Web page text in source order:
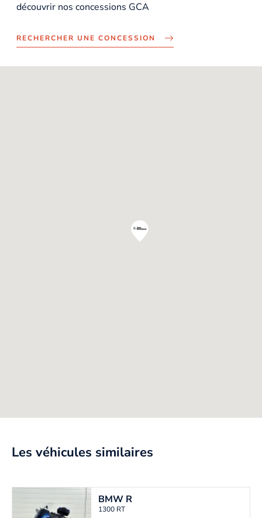
découvrir nos concessions GCA
RECHERCHER UNE CONCESSION
Les véhicules similaires
BMW R
1300 RT